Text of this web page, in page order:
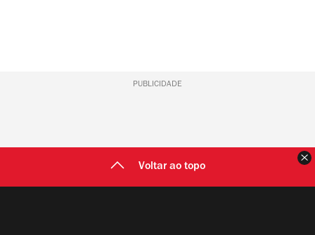
PUBLICIDADE
Voltar ao topo